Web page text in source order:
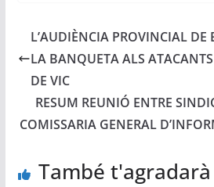
L’AUDIÈNCIA PROVINCIAL DE
LA BANQUETA ALS
DE VIC
RESUM REUNIÓ ENTRE
COMISSARIA GENERAL
També t'agradarà